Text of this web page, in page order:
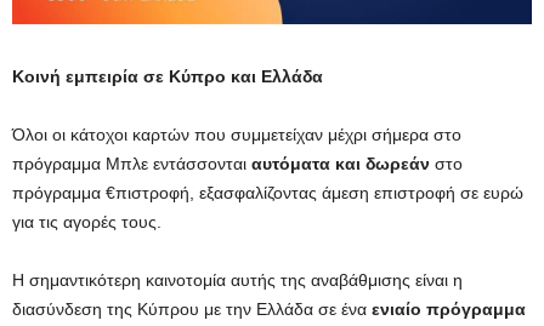
Κοινή εμπειρία σε Κύπρο και Ελλάδα
Όλοι οι κάτοχοι καρτών που συμμετείχαν μέχρι σήμερα στο
πρόγραμμα Μπλε εντάσσονται αυτόματα και δωρεάν στο
πρόγραμμα €πιστροφή, εξασφαλίζοντας άμεση επιστροφή σε ευρώ
για τις αγορές τους.
Η σημαντικότερη καινοτομία αυτής της αναβάθμισης είναι η
διασύνδεση της Κύπρου με την Ελλάδα σε ένα ενιαίο πρόγραμμα